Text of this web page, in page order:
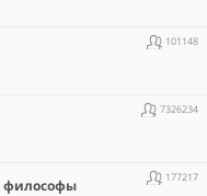
101148
7326234
философы
177217